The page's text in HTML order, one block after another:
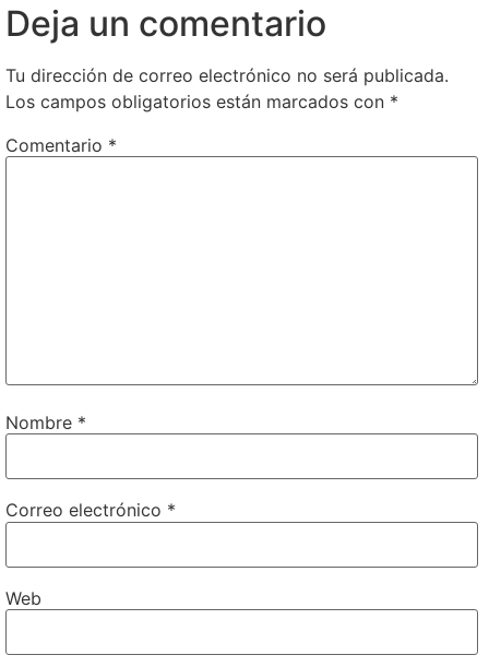
Deja un comentario
Tu dirección de correo electrónico no será publicada.
Los campos obligatorios están marcados con *
Comentario *
Nombre *
Correo electrónico *
Web